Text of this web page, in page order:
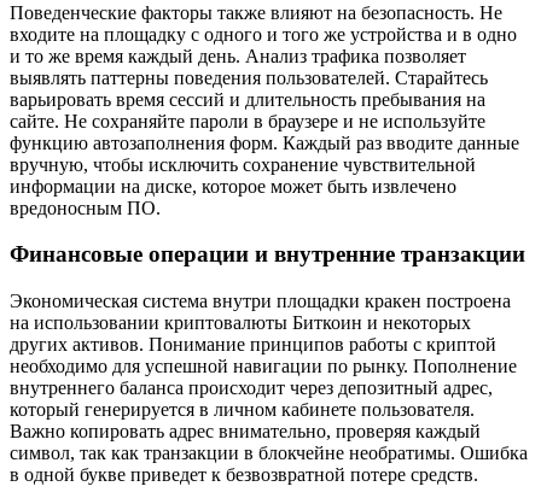
Поведенческие факторы также влияют на безопасность. Не
входите на площадку с одного и того же устройства и в одно
и то же время каждый день. Анализ трафика позволяет
выявлять паттерны поведения пользователей. Старайтесь
варьировать время сессий и длительность пребывания на
сайте. Не сохраняйте пароли в браузере и не используйте
функцию автозаполнения форм. Каждый раз вводите данные
вручную, чтобы исключить сохранение чувствительной
информации на диске, которое может быть извлечено
вредоносным ПО.
Финансовые операции и внутренние транзакции
Экономическая система внутри площадки кракен построена
на использовании криптовалюты Биткоин и некоторых
других активов. Понимание принципов работы с криптой
необходимо для успешной навигации по рынку. Пополнение
внутреннего баланса происходит через депозитный адрес,
который генерируется в личном кабинете пользователя.
Важно копировать адрес внимательно, проверяя каждый
символ, так как транзакции в блокчейне необратимы. Ошибка
в одной букве приведет к безвозвратной потере средств.